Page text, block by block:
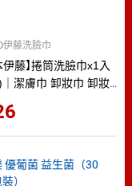
伊藤】捲筒洗臉巾x1入
潔膚巾 卸妝巾 卸妝
商務
伊藤洗臉巾